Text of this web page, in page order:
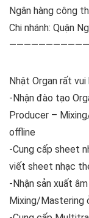
Ngân hàng công
Chi nhánh: Quận
Nhật Organ rất
-Nhận đào tạo
Producer –
offline
-Cung cấp sheet
viết sheet nhạc
-Nhận sản xuất
Mixing/Mastering